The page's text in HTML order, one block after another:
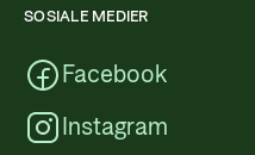
SOSIALE MEDIER
Facebook
Instagram